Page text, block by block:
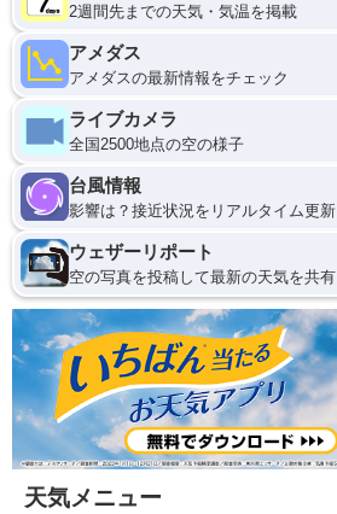
2週間先までの天気・気温を掲載
アメダス
アメダスの最新情報をチェック
ライブカメラ
全国2500地点の空の様子
台風情報
影響は？接近状況をリアルタイム更新
ウェザーリポート
空の写真を投稿して最新の天気を共有
天気メニュー